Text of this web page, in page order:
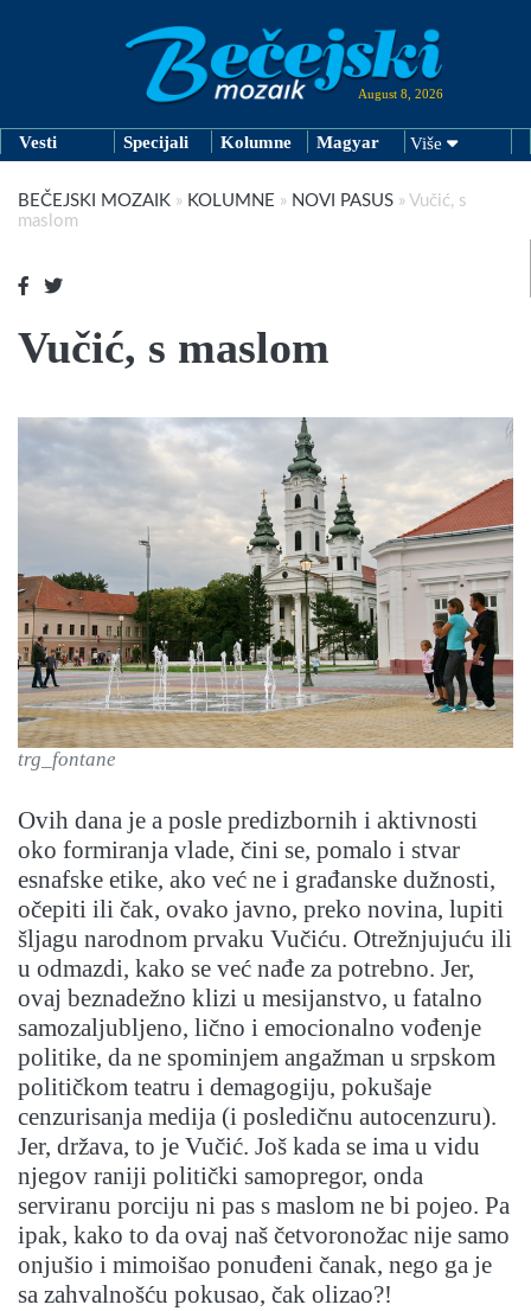
August 8, 2026
Vesti Specijali Kolumne Magyar Više
BEČEJSKI MOZAIK » KOLUMNE » NOVI PASUS » Vučić, s
maslom
Vučić, s maslom
trg_fontane
Ovih dana je a posle predizbornih i aktivnosti
oko formiranja vlade, čini se, pomalo i stvar
esnafske etike, ako već ne i građanske dužnosti,
očepiti ili čak, ovako javno, preko novina, lupiti
šljagu narodnom prvaku Vučiću. Otrežnjujuću ili
u odmazdi, kako se već nađe za potrebno. Jer,
ovaj beznadežno klizi u mesijanstvo, u fatalno
samozaljubljeno, lično i emocionalno vođenje
politike, da ne spominjem angažman u srpskom
političkom teatru i demagogiju, pokušaje
cenzurisanja medija (i posledičnu autocenzuru).
Jer, država, to je Vučić. Još kada se ima u vidu
njegov raniji politički samopregor, onda
serviranu porciju ni pas s maslom ne bi pojeo. Pa
ipak, kako to da ovaj naš četvoronožac nije samo
onjušio i mimoišao ponuđeni čanak, nego ga je
sa zahvalnošću pokusao, čak olizao?!